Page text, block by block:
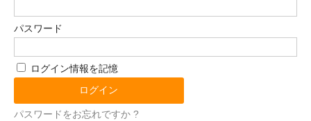
パスワード
ログイン情報を記憶
パスワードをお忘れですか ?